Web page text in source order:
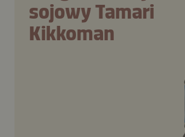
sojowy Tamari
Kikkoman